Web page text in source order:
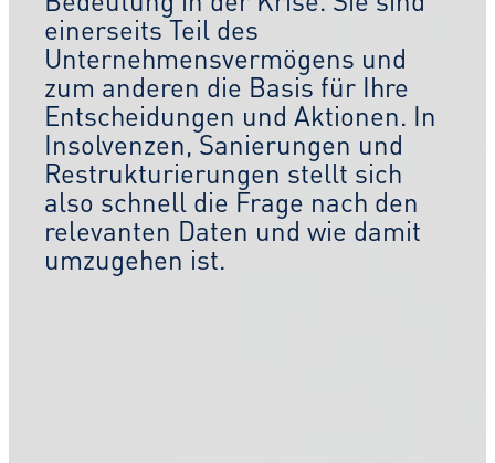
einerseits Teil des
Unternehmensvermögens und
zum anderen die Basis für Ihre
Entscheidungen und Aktionen. In
Insolvenzen, Sanierungen und
Restrukturierungen stellt sich
also schnell die Frage nach den
relevanten Daten und wie damit
umzugehen ist.